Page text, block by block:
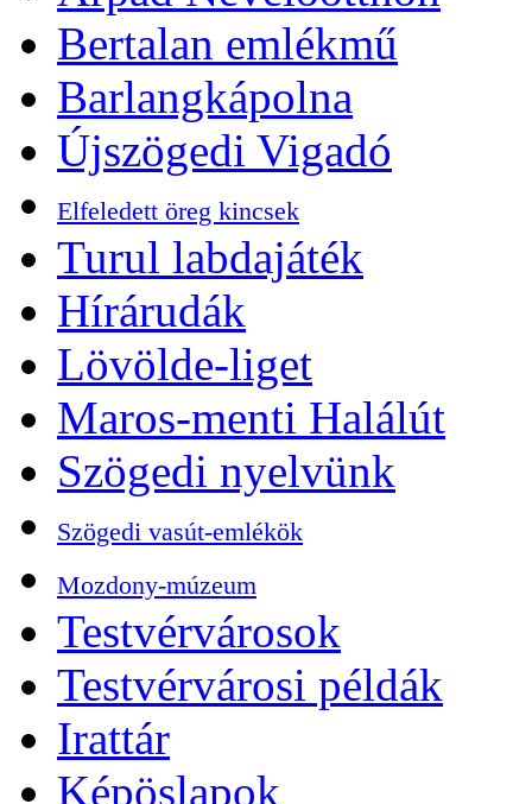
Bertalan emlékmű
Barlangkápolna
Újszögedi Vigadó
Elfeledett öreg kincsek
Turul labdajáték
Hírárudák
Lövölde-liget
Maros-menti Halálút
Szögedi nyelvünk
Szögedi vasút-emlékök
Mozdony-múzeum
Testvérvárosok
Testvérvárosi példák
Irattár
Képöslapok